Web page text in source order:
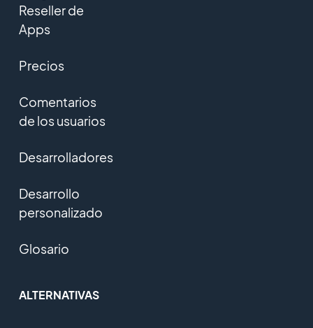
Reseller de
Apps
Precios
Comentarios
de los usuarios
Desarrolladores
Desarrollo
personalizado
Glosario
ALTERNATIVAS